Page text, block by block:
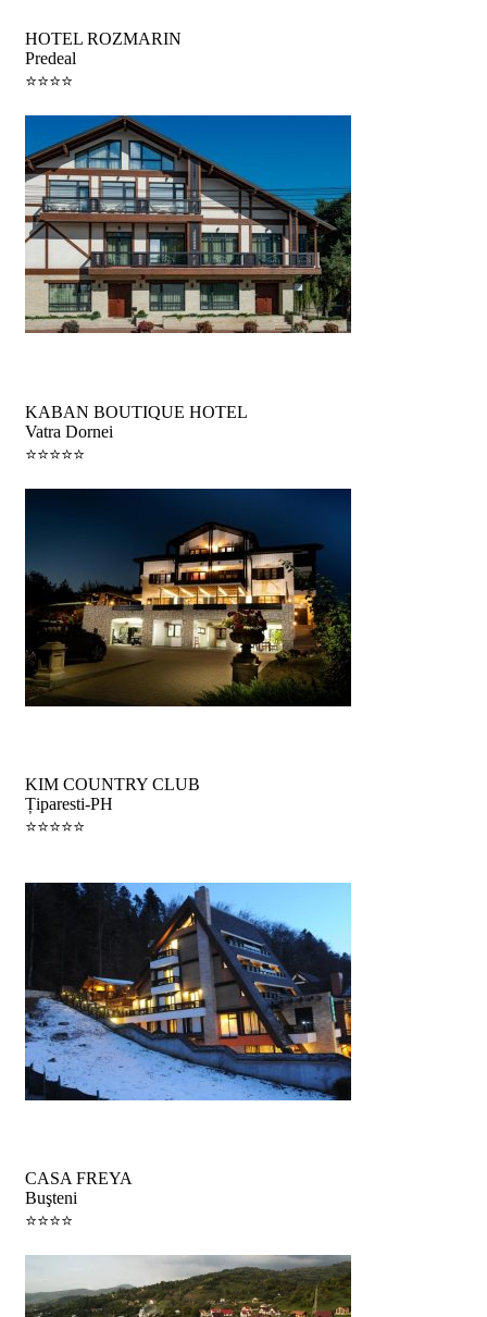
HOTEL ROZMARIN
Predeal
⭐️⭐️⭐️⭐️
KABAN BOUTIQUE HOTEL
Vatra Dornei
⭐️⭐️⭐️⭐️⭐️
KIM COUNTRY CLUB
Țiparesti-PH
⭐️⭐️⭐️⭐️⭐️
CASA FREYA
Buşteni
⭐️⭐️⭐️⭐️